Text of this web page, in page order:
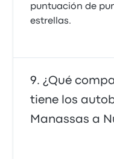
puntuación de
estrellas.
¿Qué
tiene los
Manassas a